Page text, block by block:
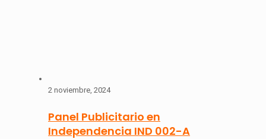
2 noviembre, 2024
Panel Publicitario en
Independencia IND 002-A